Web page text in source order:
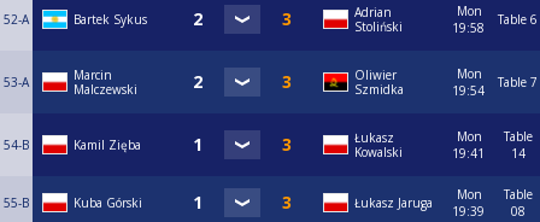
52-A Bartek Sykus
Adrian
Stoliński
Mon
19:58
Table 6
53-A
Marcin
Malczewski
Oliwier
Szmidka
Mon
19:54
Table 7
54-B Kamil Zięba
Łukasz
Kowalski
Mon
19:41
Table
14
55-B Kuba Górski Łukasz Jaruga
Mon
19:39
Table
08